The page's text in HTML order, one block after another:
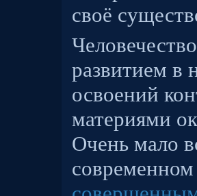
своё
развитием в
освоений
материями
Очень мало